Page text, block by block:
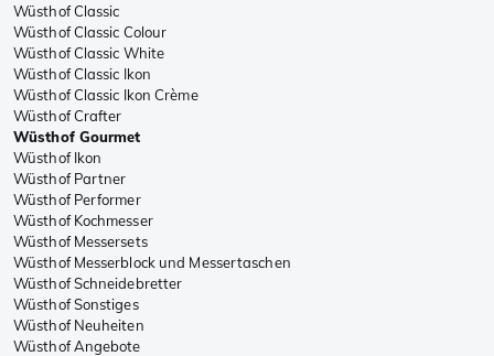
Wüsthof Classic
Wüsthof Classic Colour
Wüsthof Classic White
Wüsthof Classic Ikon
Wüsthof Classic Ikon Crème
Wüsthof Crafter
Wüsthof Gourmet
Wüsthof Ikon
Wüsthof Partner
Wüsthof Performer
Wüsthof Kochmesser
Wüsthof Messersets
Wüsthof Messerblock und Messertaschen
Wüsthof Schneidebretter
Wüsthof Sonstiges
Wüsthof Neuheiten
Wüsthof Angebote